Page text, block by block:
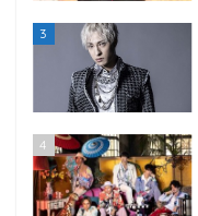
3
4